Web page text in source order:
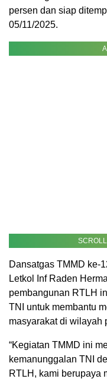
persen dan siap
05/11/2025.
Dansatgas TMMD ke-
Letkol Inf Raden
pembangunan RTLH
TNI untuk membantu
masyarakat di wilayah
“Kegiatan TMMD ini
kemanunggalan TNI
RTLH, kami berupaya